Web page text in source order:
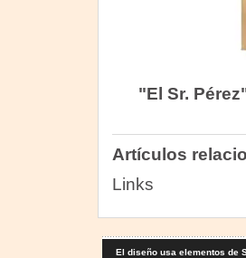
"El Sr.
Artículos
Links
El diseño usa elementos de